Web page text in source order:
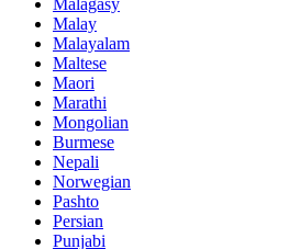
Malay
Malayalam
Maltese
Maori
Marathi
Mongolian
Burmese
Nepali
Norwegian
Pashto
Persian
Punjabi